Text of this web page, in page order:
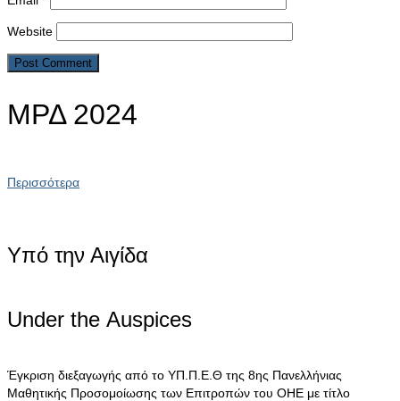
Website
ΜΡΔ 2024
Περισσότερα
Υπό την Αιγίδα
Under the Αuspices
Έγκριση διεξαγωγής από το ΥΠ.Π.Ε.Θ της 8ης Πανελλήνιας
Μαθητικής Προσομοίωσης των Επιτροπών του ΟΗΕ με τίτλο